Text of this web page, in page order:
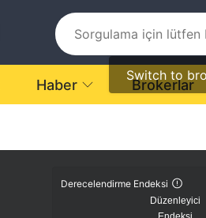
Switch to
Haber Brokerlar
Derecelendirme Endeksi
Düzenleyici